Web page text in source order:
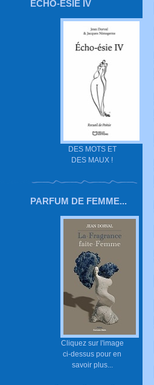
ECHO-ESIE IV
DES MOTS ET
DES MAUX !
PARFUM DE FEMME...
Cliquez sur l'image
ci-dessus pour en
savoir plus...